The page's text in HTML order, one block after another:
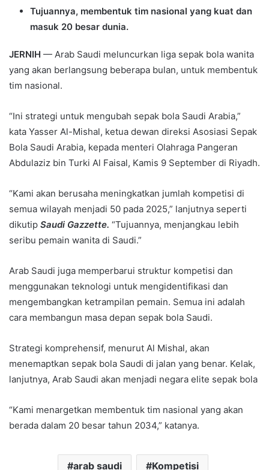
Tujuannya, membentuk tim nasional yang kuat dan
masuk 20 besar dunia.
JERNIH — Arab Saudi meluncurkan liga sepak bola wanita
yang akan berlangsung beberapa bulan, untuk membentuk
tim nasional.
“Ini strategi untuk mengubah sepak bola Saudi Arabia,”
kata Yasser Al-Mishal, ketua dewan direksi Asosiasi Sepak
Bola Saudi Arabia, kepada menteri Olahraga Pangeran
Abdulaziz bin Turki Al Faisal, Kamis 9 September di Riyadh.
“Kami akan berusaha meningkatkan jumlah kompetisi di
semua wilayah menjadi 50 pada 2025,” lanjutnya seperti
dikutip Saudi Gazzette. “Tujuannya, menjangkau lebih
seribu pemain wanita di Saudi.”
Arab Saudi juga memperbarui struktur kompetisi dan
menggunakan teknologi untuk mengidentifikasi dan
mengembangkan ketrampilan pemain. Semua ini adalah
cara membangun masa depan sepak bola Saudi.
Strategi komprehensif, menurut Al Mishal, akan
menemaptkan sepak bola Saudi di jalan yang benar. Kelak,
lanjutnya, Arab Saudi akan menjadi negara elite sepak bola
“Kami menargetkan membentuk tim nasional yang akan
berada dalam 20 besar tahun 2034,” katanya.
arab saudi Kompetisi